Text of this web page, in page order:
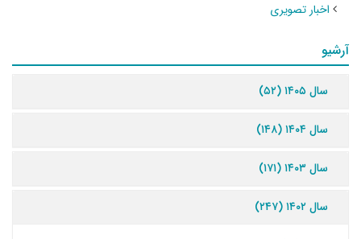
اخبار تصویری
آرشیو
سال ۱۴۰۵ (۵۲)
سال ۱۴۰۴ (۱۴۸)
سال ۱۴۰۳ (۱۷۱)
سال ۱۴۰۲ (۲۴۷)